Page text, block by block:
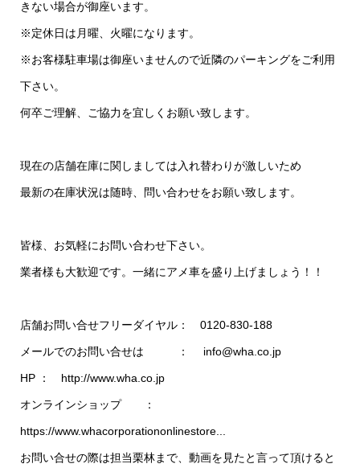
きない場合が御座います。
※定休日は月曜、火曜になります。
※お客様駐車場は御座いませんので近隣のパーキングをご利用
下さい。
何卒ご理解、ご協力を宜しくお願い致します。
現在の店舗在庫に関しましては入れ替わりが激しいため
最新の在庫状況は随時、問い合わせをお願い致します。
皆様、お気軽にお問い合わせ下さい。
業者様も大歓迎です。一緒にアメ車を盛り上げましょう！！
店舗お問い合せフリーダイヤル： 0120-830-188
メールでのお問い合せは ： info@wha.co.jp
HP ： http://www.wha.co.jp​​
オンラインショップ ：
https://www.whacorporationonlinestore...
お問い合せの際は担当栗林まで、動画を見たと言って頂けると